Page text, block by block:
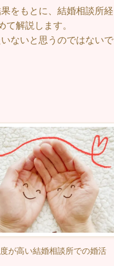
をもとに、結婚相談所経
解説します。
ないと思うのではないで
が高い結婚相談所での婚活